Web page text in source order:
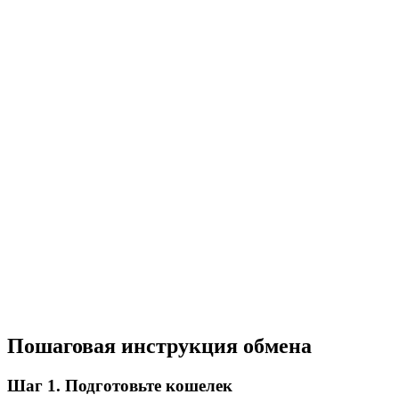
Пошаговая инструкция обмена
Шаг 1. Подготовьте кошелек